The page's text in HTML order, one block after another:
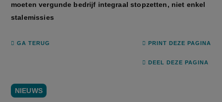
moeten vergunde bedrijf integraal stopzetten, niet enkel
stalemissies
GA TERUG PRINT DEZE PAGINA
DEEL DEZE PAGINA
NIEUWS